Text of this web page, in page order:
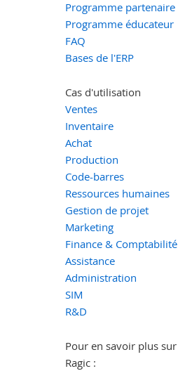
Programme partenaire
Programme éducateur
FAQ
Bases de l'ERP
Cas d'utilisation
Ventes
Inventaire
Achat
Production
Code-barres
Ressources humaines
Gestion de projet
Marketing
Finance & Comptabilité
Assistance
Administration
SIM
R&D
Pour en savoir plus sur
Ragic :